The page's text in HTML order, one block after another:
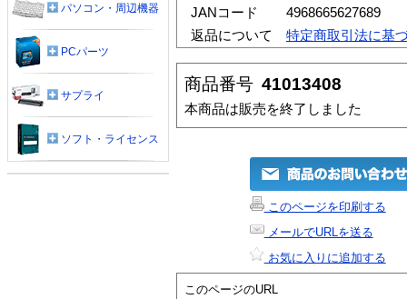
JANコード
4968665627689
返品について
特定商取引法に基
商品番号 41013408
本商品は販売を終了しました
このページを印刷する
メールでURLを送る
お気に入りに追加する
このページのURL
パソコン・周辺機器
PCパーツ
サプライ
ソフト・ライセンス